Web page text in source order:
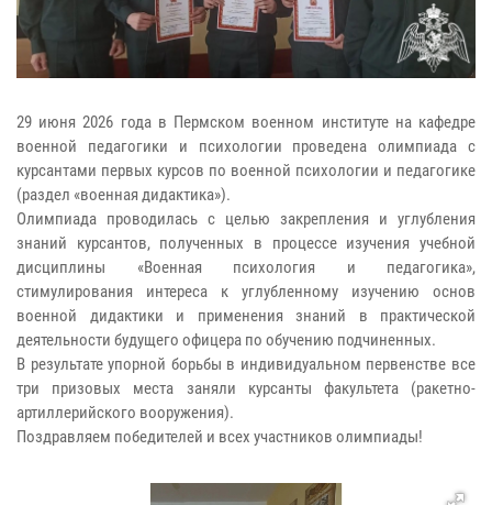
29 июня 2026 года в Пермском военном институте на кафедре
военной педагогики и психологии проведена олимпиада с
курсантами первых курсов по военной психологии и педагогике
(раздел «военная дидактика»).
Олимпиада проводилась с целью закрепления и углубления
знаний курсантов, полученных в процессе изучения учебной
дисциплины «Военная психология и педагогика»,
стимулирования интереса к углубленному изучению основ
военной дидактики и применения знаний в практической
деятельности будущего офицера по обучению подчиненных.
В результате упорной борьбы в индивидуальном первенстве все
три призовых места заняли курсанты факультета (ракетно-
артиллерийского вооружения).
Поздравляем победителей и всех участников олимпиады!